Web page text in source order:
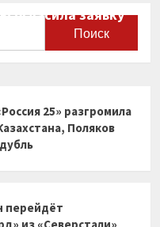
огласила заявку
25» разгромила
Поляков
перейдёт